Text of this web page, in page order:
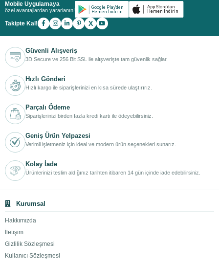
Mobile Uygulamaya
özel avantajlardan yararlanın!
Takipte Kal! X
Güvenli Alışveriş
3D Secure ve 256 Bit SSL ile alışverişte tam güvenlik sağlar.
Hızlı Gönderi
Hızlı kargo ile siparişlerinizi en kısa sürede ulaştırırız.
Parçalı Ödeme
Siparişlerinizi birden fazla kredi kartı ile ödeyebilirsiniz.
Geniş Ürün Yelpazesi
Verimli işletmeniz için ideal ve modern ürün seçenekleri sunarız.
Kolay İade
Ürünlerinizi teslim aldığınız tarihten itibaren 14 gün içinde iade edebilirsiniz.
Kurumsal
Hakkımızda
İletişim
Gizlilik Sözleşmesi
Kullanıcı Sözleşmesi